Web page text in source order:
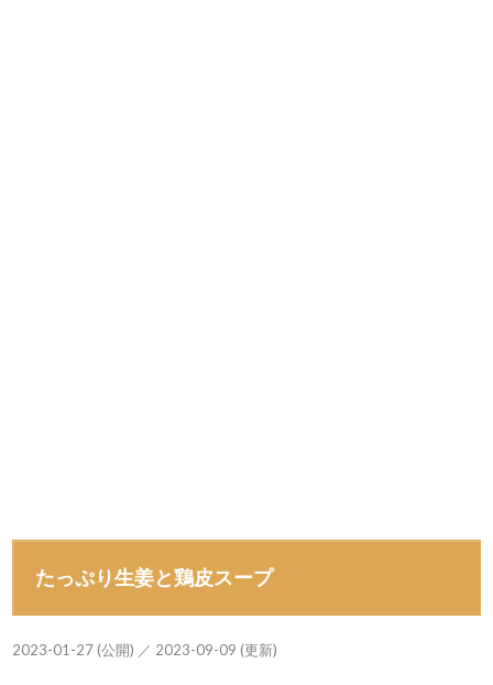
たっぷり生姜と鶏皮スープ
2023-01-27 (公開) ／ 2023-09-09 (更新)